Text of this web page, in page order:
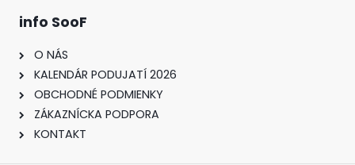
info SooF
O NÁS
KALENDÁR PODUJATÍ 2026
OBCHODNÉ PODMIENKY
ZÁKAZNÍCKA PODPORA
KONTAKT